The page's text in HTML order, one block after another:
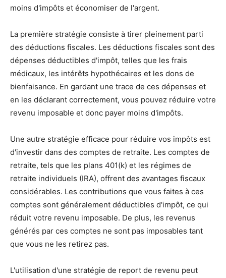
moins d'impôts et économiser de l'argent.
La première stratégie consiste à tirer pleinement parti
des déductions fiscales. Les déductions fiscales sont des
dépenses déductibles d'impôt, telles que les frais
médicaux, les intérêts hypothécaires et les dons de
bienfaisance. En gardant une trace de ces dépenses et
en les déclarant correctement, vous pouvez réduire votre
revenu imposable et donc payer moins d'impôts.
Une autre stratégie efficace pour réduire vos impôts est
d'investir dans des comptes de retraite. Les comptes de
retraite, tels que les plans 401(k) et les régimes de
retraite individuels (IRA), offrent des avantages fiscaux
considérables. Les contributions que vous faites à ces
comptes sont généralement déductibles d'impôt, ce qui
réduit votre revenu imposable. De plus, les revenus
générés par ces comptes ne sont pas imposables tant
que vous ne les retirez pas.
L'utilisation d'une stratégie de report de revenu peut